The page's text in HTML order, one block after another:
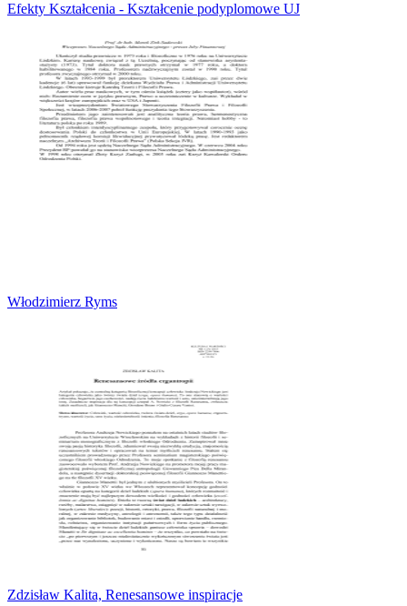
Efekty Kształcenia - Kształcenie podyplomowe UJ
Włodzimierz Ryms
Zdzisław Kalita, Renesansowe inspiracje